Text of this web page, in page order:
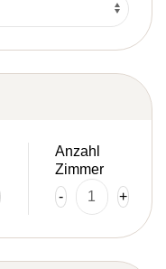
Anzahl
Zimmer
-
+